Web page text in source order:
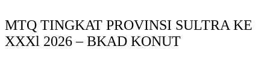
MTQ TINGKAT PROVINSI SULTRA KE
XXXl 2026 – BKAD KONUT